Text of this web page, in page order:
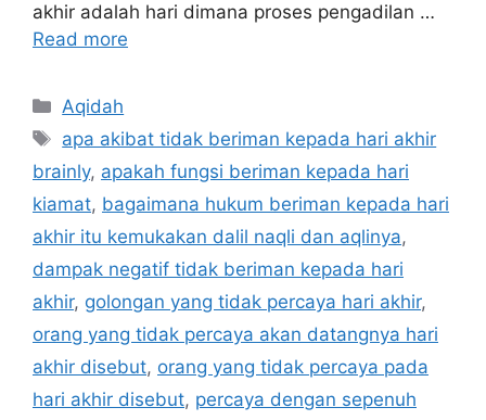
akhir adalah hari dimana proses pengadilan …
Read more
Categories
Aqidah
Tags
apa akibat tidak beriman kepada hari akhir
brainly, apakah fungsi beriman kepada hari
kiamat, bagaimana hukum beriman kepada hari
akhir itu kemukakan dalil naqli dan aqlinya,
dampak negatif tidak beriman kepada hari
akhir, golongan yang tidak percaya hari akhir,
orang yang tidak percaya akan datangnya hari
akhir disebut, orang yang tidak percaya pada
hari akhir disebut, percaya dengan sepenuh